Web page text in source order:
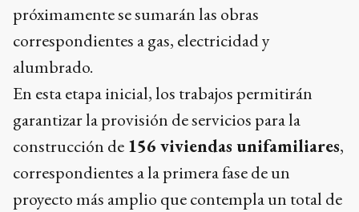
próximamente se sumarán las obras
correspondientes a gas, electricidad y
alumbrado.
En esta etapa inicial, los trabajos permitirán
garantizar la provisión de servicios para la
construcción de 156 viviendas unifamiliares,
correspondientes a la primera fase de un
proyecto más amplio que contempla un total de